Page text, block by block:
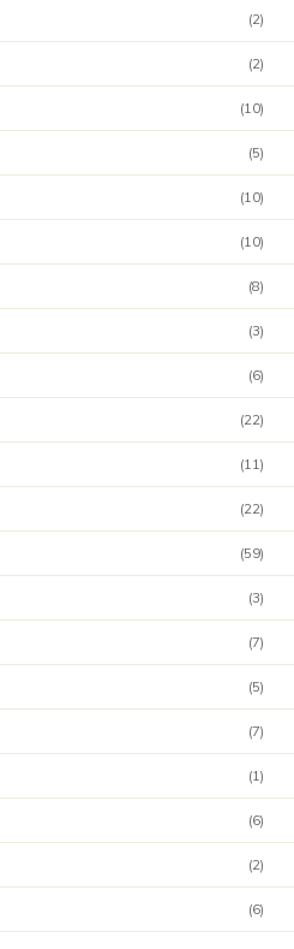
(2)
(2)
(10)
(5)
(10)
(10)
(8)
(3)
(6)
(22)
(11)
(22)
(59)
(3)
(7)
(5)
(7)
(1)
(6)
(2)
(6)